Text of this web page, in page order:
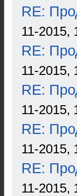
RE:
11-2015,
RE:
11-2015,
RE:
11-2015,
RE:
11-2015,
RE:
11-2015,